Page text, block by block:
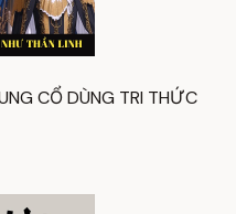
CỔ DÙNG TRI THỨC